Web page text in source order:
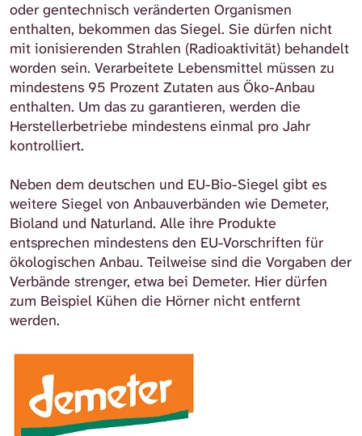
oder gentechnisch veränderten Organismen
enthalten, bekommen das Siegel. Sie dürfen nicht
mit ionisierenden Strahlen (Radioaktivität) behandelt
worden sein. Verarbeitete Lebensmittel müssen zu
mindestens 95 Prozent Zutaten aus Öko-Anbau
enthalten. Um das zu garantieren, werden die
Herstellerbetriebe mindestens einmal pro Jahr
kontrolliert.
Neben dem deutschen und EU-Bio-Siegel gibt es
weitere Siegel von Anbauverbänden wie Demeter,
Bioland und Naturland. Alle ihre Produkte
entsprechen mindestens den EU-Vorschriften für
ökologischen Anbau. Teilweise sind die Vorgaben der
Verbände strenger, etwa bei Demeter. Hier dürfen
zum Beispiel Kühen die Hörner nicht entfernt
werden.